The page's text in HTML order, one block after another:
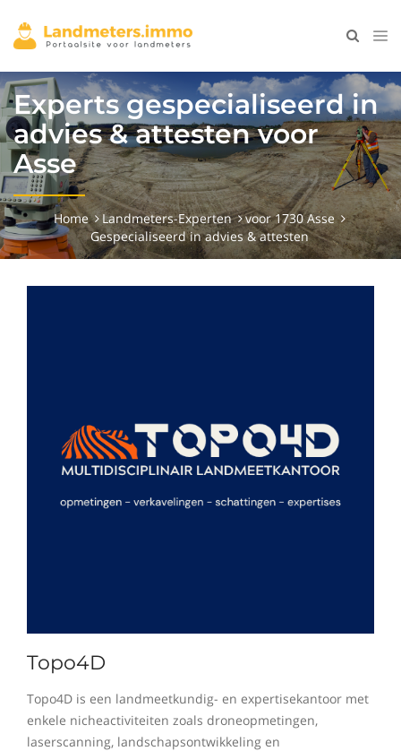
Experts gespecialiseerd in
advies & attesten voor
Asse
Home Landmeters-Experten
voor 1730 Asse
Gespecialiseerd in advies & attesten
Topo4D
Topo4D is een landmeetkundig- en expertisekantoor met
enkele nicheactiviteiten zoals droneopmetingen,
laserscanning, landschapsontwikkeling en